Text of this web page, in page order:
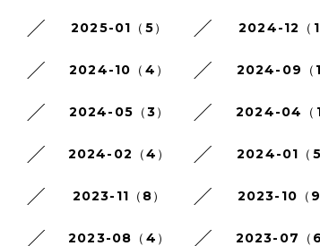
2025-01（5） 2024-12（1
2024-10（4） 2024-09（1
2024-05（3） 2024-04（1
2024-02（4） 2024-01（5
2023-11（8） 2023-10（9
2023-08（4） 2023-07（6